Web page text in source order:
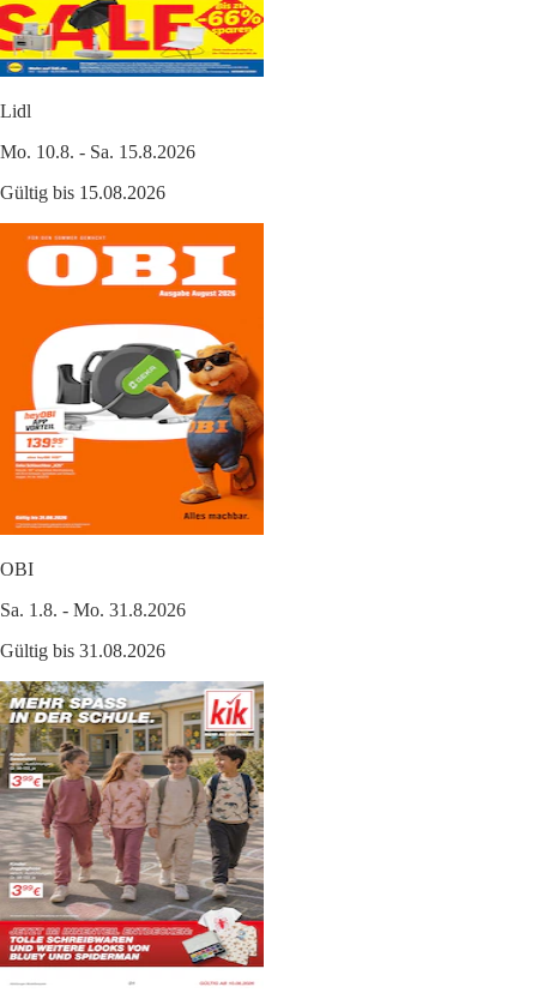
Lidl
Mo. 10.8. - Sa. 15.8.2026
Gültig bis 15.08.2026
OBI
Sa. 1.8. - Mo. 31.8.2026
Gültig bis 31.08.2026